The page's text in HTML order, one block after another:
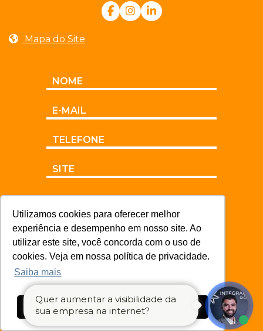
Utilizamos cookies para oferecer melhor
experiência e desempenho em nosso site. Ao
utilizar este site, você concorda com o uso de
cookies. Veja em nossa política de privacidade.
Saiba mais
Ok, entendi!
Mapa do Site
ENVIAR
Quer aumentar a visibilidade da
sua empresa na internet?